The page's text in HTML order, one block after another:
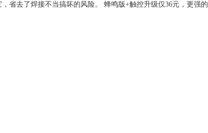
省去了焊接不当搞坏的风险。 蜂鸣版+触控升级仅36元，更强